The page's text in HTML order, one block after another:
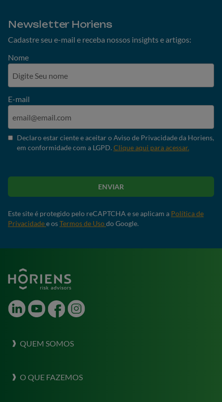
Newsletter Horiens
Cadastre seu e-mail e receba nossos insights e artigos:
Nome
E-mail
Declaro estar ciente e aceitar o Aviso de Privacidade da Horiens,
em conformidade com a LGPD.Clique aqui para acessar.
ENVIAR
Este site é protegido pelo reCAPTCHA e se aplicam a Política de
Privacidadee osTermos de Usodo Google.
LinkedInYoutubeFacebookInstagram
QUEM SOMOS
Nossa Cultura
O QUE FAZEMOS